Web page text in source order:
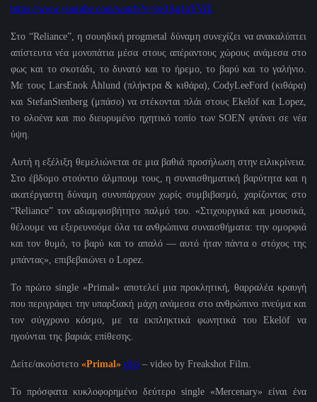
https://www.youtube.com/watch?v=ge3Ag1qYViE
Στο “Reliance”, η σουηδική progmetal δύναμη συνεχίζει να ανακαλύπτει
απίστευτα νέα μονοπάτια μέσα στους απέραντους χώρους ανάμεσα στο
φως και το σκοτάδι, το δυνατό και το ήρεμο, το βαρύ και το γαλήνιο.
Με τους LarsEnokÅhlund (πλήκτρα & κιθάρα),CodyLeeFord (κιθάρα)
και StefanStenberg(μπάσο) να στέκονται πλάι στουςEkelöf καιLopez,
το ολοένα και πιο διευρυμένο ηχητικό τοπίο των SOEN φτάνει σε νέα
ύψη.
Αυτή η εξέλιξη θεμελιώνεται σε μια βαθιά προσήλωση στην ειλικρίνεια.
Στο έβδομο στούντιο άλμπουμ τους, η συναισθηματική βαρύτητα και η
ακατέργαστη δύναμη συνυπάρχουν χωρίς συμβιβασμό, χαρίζοντας στο
“Reliance” τον αδιαμφισβήτητο παλμό του. «Στιχουργικά και μουσικά,
θέλουμε να εξερευνούμε όλα τα ανθρώπινα συναισθήματα: την ομορφιά
και τον θυμό, το βαρύ και το απαλό — αυτό ήταν πάντα ο στόχος της
μπάντας», επιβεβαιώνει ο Lopez.
Το πρώτο single«Primal» αποτελεί μια προκλητική, θαρραλέα κραυγή
που περιγράφει την υπαρξιακή μάχη ανάμεσα στο ανθρώπινο πνεύμα και
τον σύγχρονο κόσμο, με τα εκπληκτικά φωνητικά τουEkelöf να
ηγούνται της βαριάς επίθεσης.
Δείτε/ακούστετο «Primal» εδώ – video by Freakshot Film.
Το πρόσφατα κυκλοφορημένο δεύτερο single «Mercenary» είναι ένα